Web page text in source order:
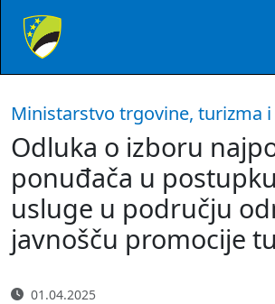
Ministarstvo trgovine, turizma i
Odluka o izboru
ponuđača u
usluge u području
javnošču promocije
01.04.2025